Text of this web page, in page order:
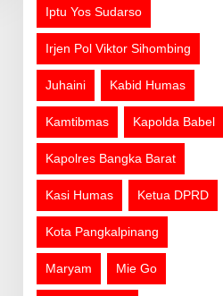
Iptu Yos Sudarso
Irjen Pol Viktor Sihombing
Juhaini Kabid Humas
Kamtibmas Kapolda Babel
Kapolres Bangka Barat
Kasi Humas Ketua DPRD
Kota Pangkalpinang
Maryam Mie Go